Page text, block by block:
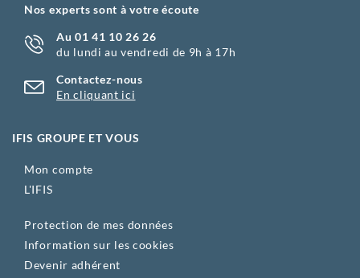
IFIS GROUPE ET VOUS
Mon compte
L'IFIS
Protection de mes données
Information sur les cookies
Devenir adhérent
Nos experts sont à votre écoute
Au 01 41 10 26 26
du lundi au vendredi de 9h à 17h
Contactez-nous
En cliquant ici